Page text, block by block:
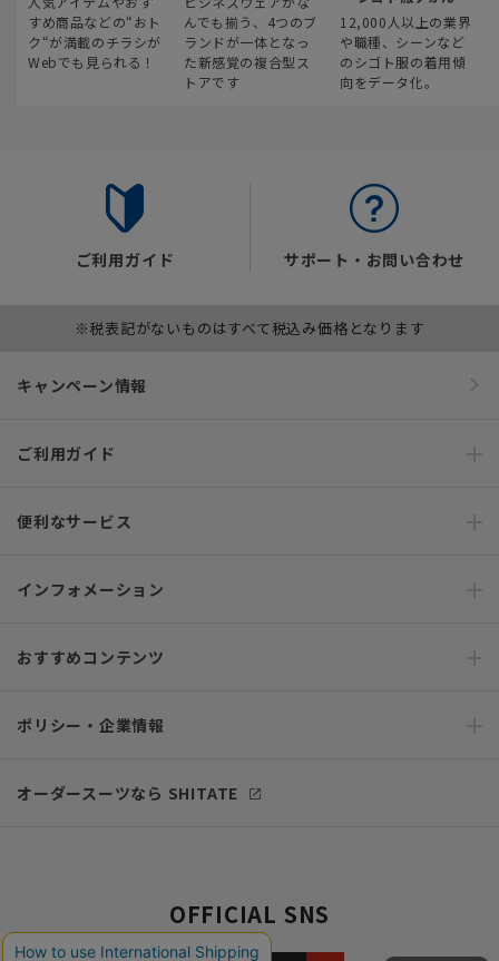
すめ商品などの“おト
ク“が満載のチラシが
Webでも見られる！
んでも揃う、4つのブ
ランドが一体となっ
た新感覚の複合型ス
トアです
12,000人以上の業界
や職種、シーンなど
のシゴト服の着用傾
向をデータ化。
ご利用ガイド サポート・お問い合わせ
※税表記がないものはすべて税込み価格となります
キャンペーン情報
ご利用ガイド
便利なサービス
インフォメーション
おすすめコンテンツ
ポリシー・企業情報
オーダースーツなら SHITATE
OFFICIAL SNS